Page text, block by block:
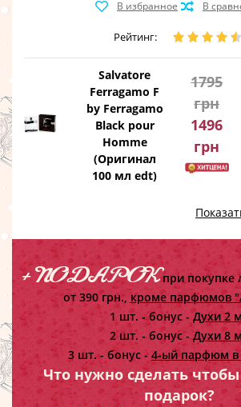
Рейтинг:
Salvatore
Ferragamo F
by Ferragamo
Black pour
Homme
(Оригинал
100 мл edt)
1795
грн
1496
грн
+ ПОДАРОКпри покупке
от 390 грн., кроме парфюмов
1 шт. - бонус - Духи 2
2 шт. - бонус -Духи 8
3 шт. - бонус - 4-ый парфюм в
Что нужно сделать
подарок?